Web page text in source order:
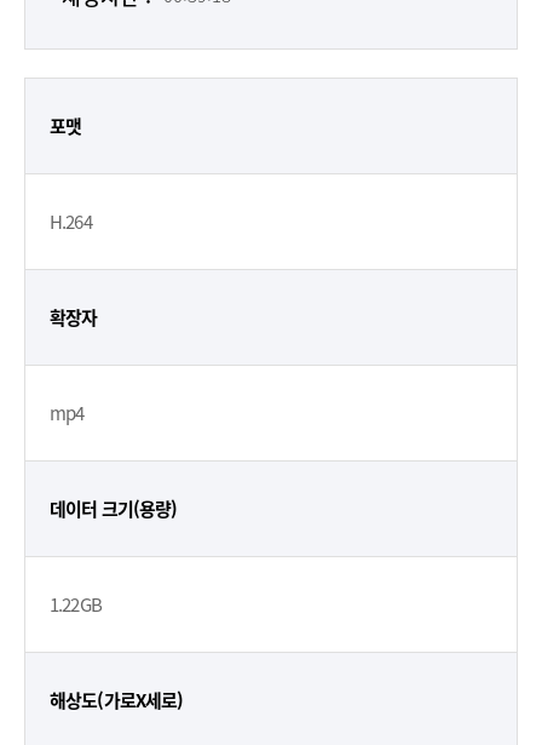
포맷
H.264
확장자
mp4
데이터 크기(용량)
1.22GB
해상도(가로X세로)